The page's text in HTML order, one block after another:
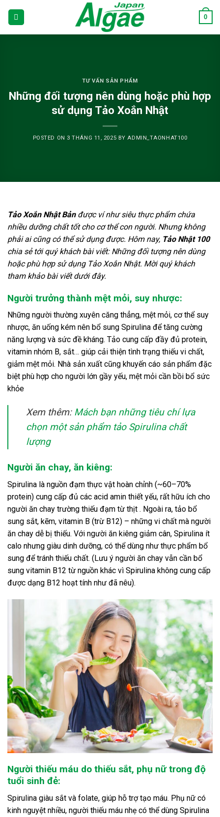
0
TƯ VẤN SẢN PHẨM
Những đối tượng nên dùng hoặc phù hợp
sử dụng Tảo Xoắn Nhật
POSTED ON 3 THÁNG 11, 2025 BYADMIN_TAONHAT100
Tảo Xoắn Nhật Bảnđược ví như siêu thực phẩm chứa
nhiều dưỡng chất tốt cho cơ thể con người. Nhưng không
phải ai cũng có thể sử dụng được. Hôm nay, Tảo Nhật 100
chia sẻ tới quý khách bài viết: Những đối tượng nên dùng
hoặc phù hợp sử dụng Tảo Xoắn Nhật. Mời quý khách
tham khảo bài viết dưới đây.
Người trưởng thành mệt mỏi, suy nhược:
Những người thường xuyên căng thẳng, mệt mỏi, cơ thể suy
nhược, ăn uống kém nên bổ sung Spirulina để tăng cường
năng lượng và sức đề kháng. Tảo cung cấp đầy đủ protein,
vitamin nhóm B, sắt… giúp cải thiện tình trạng thiếu vi chất,
giảm mệt mỏi. Nhà sản xuất cũng khuyến cáo sản phẩm đặc
biệt phù hợp cho người lớn gầy yếu, mệt mỏi cần bồi bổ sức
khỏe
Xem thêm: Mách bạn những tiêu chí lựa
chọn một sản phẩm tảo Spirulina chất
lượng
Người ăn chay, ăn kiêng:
Spirulina là nguồn đạm thực vật hoàn chỉnh (~60–70%
protein) cung cấp đủ các acid amin thiết yếu, rất hữu ích cho
người ăn chay trường thiếu đạm từ thịt . Ngoài ra, tảo bổ
sung sắt, kẽm, vitamin B (trừ B12) – những vi chất mà người
ăn chay dễ bị thiếu. Với người ăn kiêng giảm cân, Spirulina ít
calo nhưng giàu dinh dưỡng, có thể dùng như thực phẩm bổ
sung để tránh thiếu chất. (Lưu ý người ăn chay vẫn cần bổ
sung vitamin B12 từ nguồn khác vì Spirulina không cung cấp
được dạng B12 hoạt tính như đã nêu).
Người thiếu máu do thiếu sắt, phụ nữ trong độ
tuổi sinh đẻ:
Spirulina giàu sắt và folate, giúp hỗ trợ tạo máu. Phụ nữ có
kinh nguyệt nhiều, người thiếu máu nhẹ có thể dùng Spirulina